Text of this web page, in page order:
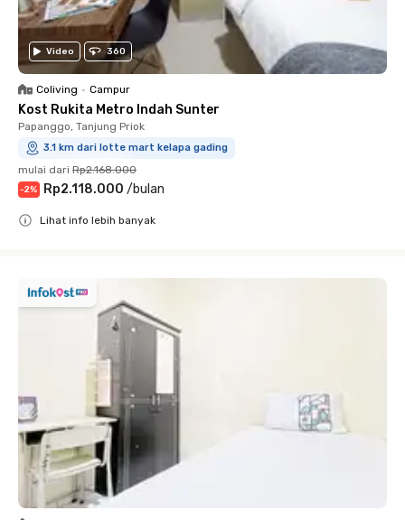
Video 360
Coliving • Campur
Kost Rukita Metro Indah Sunter
Papanggo, Tanjung Priok
3.1 km dari lotte mart kelapa gading
mulai dari Rp2.168.000
-2% Rp2.118.000 /bulan
Lihat info lebih banyak